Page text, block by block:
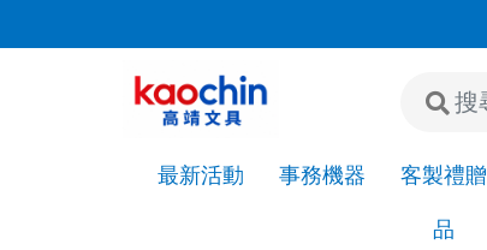
最新活動 事務機器 客製禮贈
品